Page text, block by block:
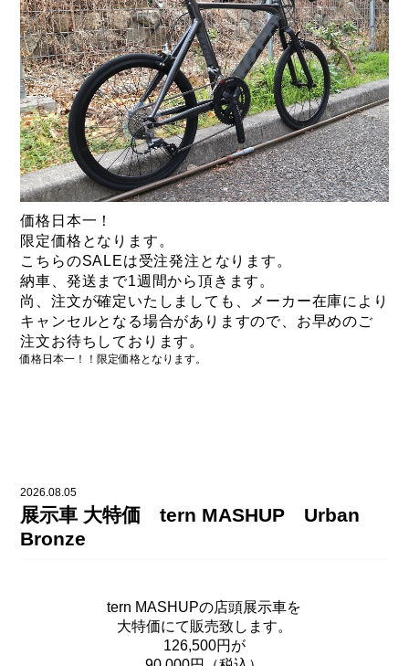
価格日本一！
限定価格となります。
こちらのSALEは受注発注となります。
納車、発送まで1週間から頂きます。
尚、注文が確定いたしましても、
メーカー在庫により
キャンセルとなる場合がありますので、 お早めのご
注文お待ちしております。
価格日本一！！限定価格となります。
2026.08.05
展示車 大特価 tern MASHUP Urban
Bronze
tern MASHUPの店頭展示車を
大特価にて販売致します。
126,500円が